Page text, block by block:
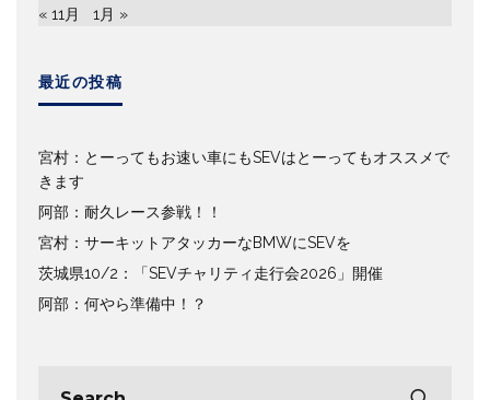
« 11月 1月 »
最近の投稿
宮村：とーってもお速い車にもSEVはとーってもオススメで
きます
阿部：耐久レース参戦！！
宮村：サーキットアタッカーなBMWにSEVを
茨城県10/2：「SEVチャリティ走行会2026」開催
阿部：何やら準備中！？